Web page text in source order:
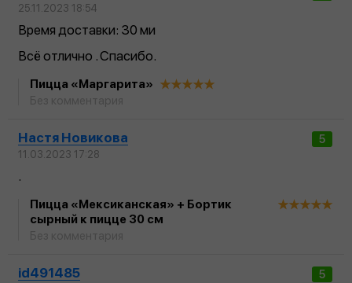
25.11.2023 18:54
Время доставки: 30 ми
Всё отлично . Спасибо.
Пицца «Маргарита»
5
Настя Новикова
11.03.2023 17:28
.
Пицца «Мексиканская» + Бортик
сырный к пицце 30 см
5
id491485